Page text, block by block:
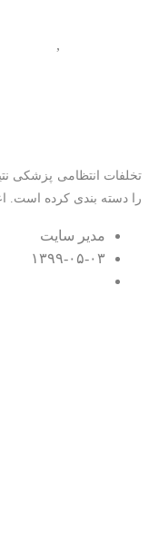
,
تخلفات انتظامی پزشکی
را دسته بندی کرده است.
مدیر سایت
۱۳۹۹-۰۵-۰۳